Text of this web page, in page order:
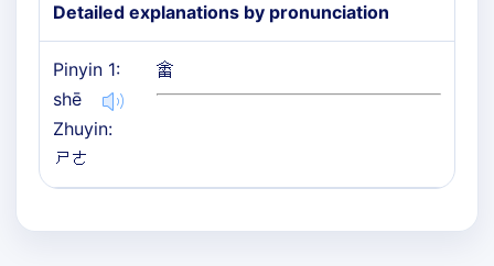
Detailed explanations by pronunciation
Pinyin 1:
shē
Zhuyin:
ㄕㄜ
畬